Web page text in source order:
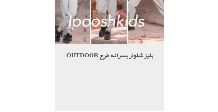
بلیز شلوار پسرانه طرح OUTDOOR